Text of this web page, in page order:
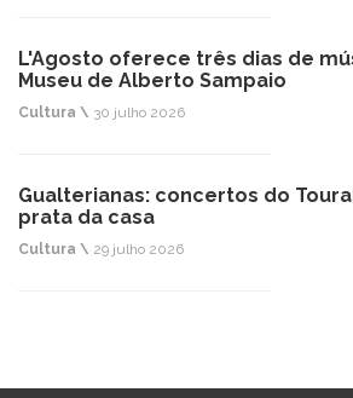
L'Agosto oferece três dias de
Museu de Alberto Sampaio
Cultura \ 30 julho 2026
Gualterianas: concertos do
prata da casa
Cultura \ 29 julho 2026